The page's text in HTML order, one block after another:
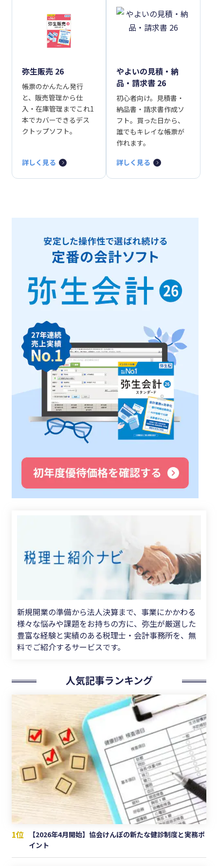
弥生販売 26
帳票のかんたん発行
と、販売管理から仕
入・在庫管理までこれ1
本でカバーできるデス
クトップソフト。
詳しく見る
やよいの見積・納
品・請求書 26
初心者向け。見積書・
納品書・請求書作成ソ
フト。買った日から、
誰でもキレイな帳票が
作れます。
詳しく見る
新規開業の準備から法人決算まで、事業にかかわる
様々な悩みや課題をお持ちの方に、弥生が厳選した
豊富な経験と実績のある税理士・会計事務所を、無
料でご紹介するサービスです。
人気記事ランキング
1位
【2026年4月開始】協会けんぽの新たな健診制度と実務ポ
イント